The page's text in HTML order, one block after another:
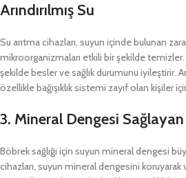
Arındırılmış Su
Su arıtma cihazları, suyun içinde bulunan
mikroorganizmaları etkili bir şekilde
şekilde besler ve sağlık durumunu iyileştirir.
özellikle bağışıklık sistemi zayıf olan kişiler
3. Mineral Dengesi Sağlayan
Böbrek sağlığı için suyun mineral dengesi
cihazları, suyun mineral dengesini koruyarak